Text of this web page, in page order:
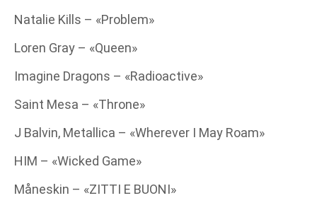
Natalie Kills – «Problem»
Loren Gray – «Queen»
Imagine Dragons – «Radioactive»
Saint Mesa – «Throne»
J Balvin, Metallica – «Wherever I May Roam»
HIM – «Wicked Game»
Måneskin – «ZITTI E BUONI»